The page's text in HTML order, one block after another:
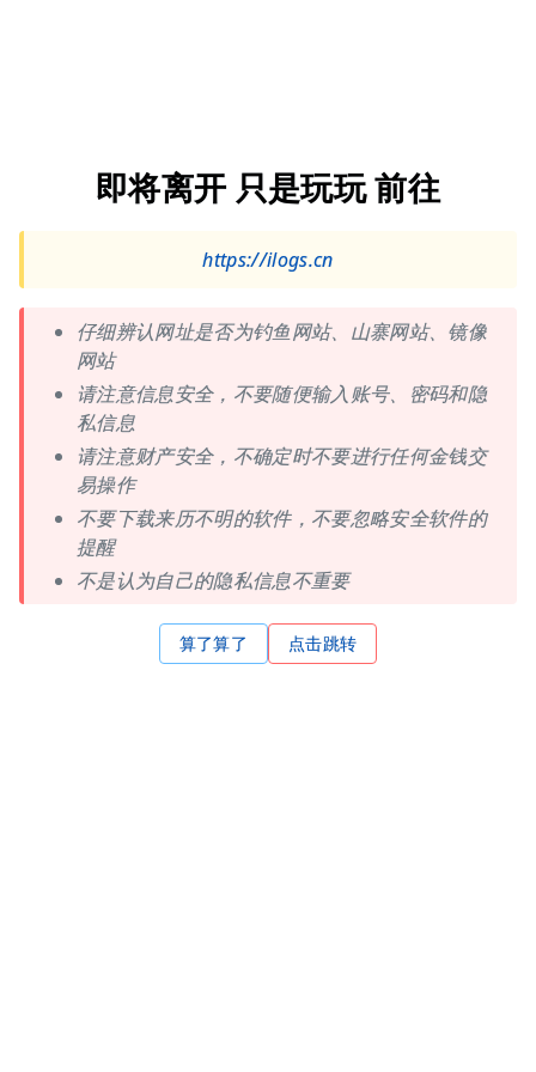
即将离开 只是玩玩 前往
https://ilogs.cn
仔细辨认网址是否为钓鱼网站、山寨网站、镜像
网站
请注意信息安全，不要随便输入账号、密码和隐
私信息
请注意财产安全，不确定时不要进行任何金钱交
易操作
不要下载来历不明的软件，不要忽略安全软件的
提醒
不是认为自己的隐私信息不重要
算了算了 点击跳转